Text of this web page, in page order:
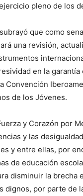
pleno de los
que como
una revisión,
en la
Convención
de los Jóvenes.
y Corazón por
y las
y entre ellas, por
de educación
disminuir la brecha
dignos, por parte de